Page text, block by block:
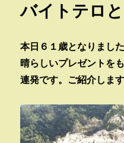
バイトテロ
本日６１歳となりまし
晴らしいプレゼントを
連発です。ご紹介します